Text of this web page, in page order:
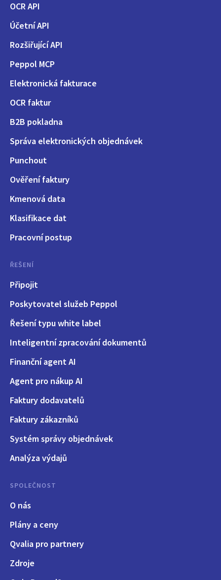
OCR API
Účetní API
Rozšiřující API
Peppol MCP
Elektronická fakturace
OCR faktur
B2B pokladna
Správa elektronických objednávek
Punchout
Ověření faktury
Kmenová data
Klasifikace dat
Pracovní postup
ŘEŠENÍ
Připojit
Poskytovatel služeb Peppol
Řešení typu white label
Inteligentní zpracování dokumentů
Finanční agent AI
Agent pro nákup AI
Faktury dodavatelů
Faktury zákazníků
Systém správy objednávek
Analýza výdajů
SPOLEČNOST
O nás
Plány a ceny
Qvalia pro partnery
Zdroje